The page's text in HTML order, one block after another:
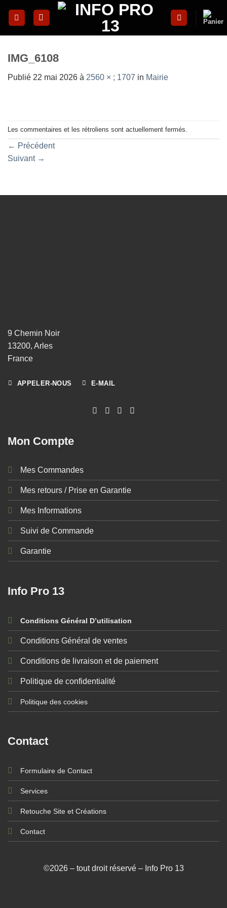
IMG_6108
Publié 22 mai 2026 à 2560 × ; 1707 in Mairie
Les commentaires et les rétroliens sont actuellement fermés.
← Précédent
Suivant →
9 Chemin Noir
13200, Arles
France
APPELER-NOUS E-MAIL
Mon Compte
Mes Commandes
Mes retours / Prise en Garantie
Mes Informations
Suivi de Commande
Garantie
Info Pro 13
Conditions Général D’utilisation
Conditions Général de ventes
Conditions de livraison et de paiement
Politique de confidentialité
Politique des cookies
Contact
Formulaire de Contact
Services
Retouche Site et Créations
Contact
©2026 – tout droit réservé – Info Pro 13